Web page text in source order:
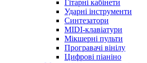
Гітарні кабінети
Ударні інструменти
Синтезатори
MIDI-клавіатури
Мікшерні пульти
Програвачі вінілу
Цифрові піаніно